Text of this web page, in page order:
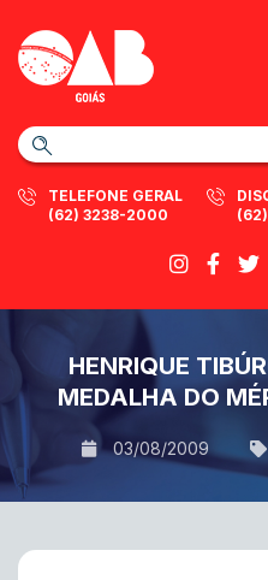
TELEFONE GERAL
(62) 3238-2000
HENRIQUE
MEDALHA DO
03/08/2009